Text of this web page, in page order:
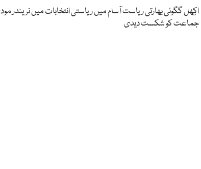
اکِھل گگوئی بھارتی ریاست آسام میں ریاستی انتخابات میں نریندر
جماعت کو شکست دیدی